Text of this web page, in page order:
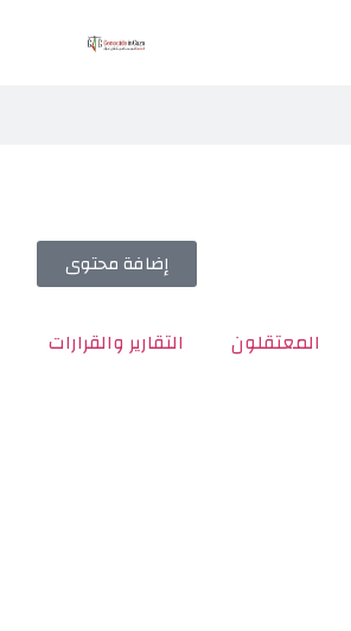
إضافة محتوى
المعتقلون التقارير والقرارات